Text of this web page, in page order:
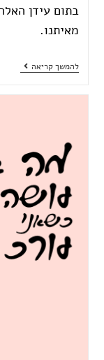
בתום עידן
מאיתנו.
להמשך קריאה